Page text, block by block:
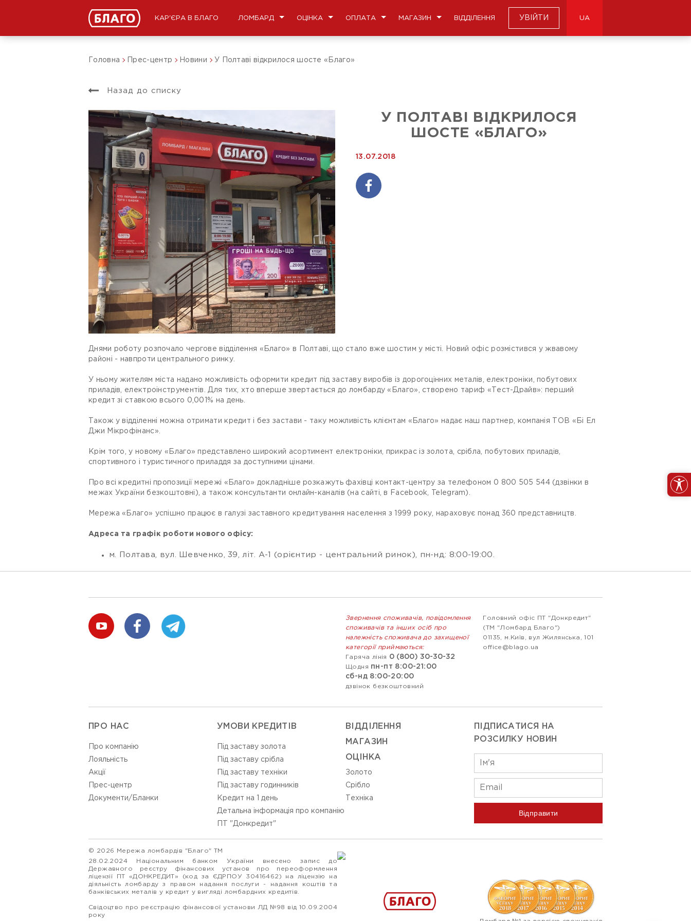
КАР'ЄРА В БЛАГО ЛОМБАРД ОЦІНКА ОПЛАТА МАГАЗИН ВІДДІЛЕННЯ УВІЙТИ UA
Головна Прес-центр Новини У Полтаві відкрилося шосте «Благо»
Назад до списку
У ПОЛТАВІ ВІДКРИЛОСЯ
ШОСТЕ «БЛАГО»
13.07.2018
Днями роботу розпочало чергове відділення «Благо» в Полтаві, що стало вже шостим у місті. Новий офіс розмістився у жвавому
районі - навпроти центрального ринку.
У ньому жителям міста надано можливість оформити кредит під заставу виробів із дорогоцінних металів, електроніки, побутових
приладів, електроінструментів. Для тих, хто вперше звертається до ломбарду «Благо», створено тариф «Тест-Драйв»: перший
кредит зі ставкою всього 0,001% на день.
Також у відділенні можна отримати кредит і без застави - таку можливість клієнтам «Благо» надає наш партнер, компанія ТОВ «Бі Ел
Джи Мікрофінанс».
Крім того, у новому «Благо» представлено широкий асортимент електроніки, прикрас із золота, срібла, побутових приладів,
спортивного і туристичного приладдя за доступними цінами.
Про всі кредитні пропозиції мережі «Благо» докладніше розкажуть фахівці контакт-центру за телефоном 0 800 505 544 (дзвінки в
межах України безкоштовні), а також консультанти онлайн-каналів (на сайті, в Facebook, Telegram).
Мережа «Благо» успішно працює в галузі заставного кредитування населення з 1999 року, нараховує понад 360 представництв.
Адреса та графік роботи нового офісу:
м. Полтава, вул. Шевченко, 39, літ. А-1 (орієнтир - центральний ринок), пн-нд: 8:00-19:00.
Звернення споживачів, повідомлення
споживачів та інших осіб про
належність споживача до захищеної
категорії приймаються:
Гаряча лінія
0 (800) 30-30-32
Щодня
пн-пт 8:00-21:00
сб-нд 8:00-20:00
дзвінок безкоштовний
Головний офіс ПТ "Донкредит"
(ТМ "Ломбард Благо")
01135, м.Київ, вул Жилянська, 101
office@blago.ua
ПРО НАС
Про компанію
Лояльність
Акції
Прес-центр
Документи/Бланки
УМОВИ КРЕДИТІВ
Під заставу золота
Під заставу срібла
Під заставу техніки
Під заставу годинників
Кредит на 1 день
Детальна інформація про компанію
ПТ "Донкредит"
ВIДДIЛЕННЯ
МАГАЗИН
ОЦIНКА
Золото
Срiбло
Технiка
ПІДПИСАТИСЯ НА
РОЗСИЛКУ НОВИН
Відправити
© 2026 Мережа ломбардів "Благо" ТМ
28.02.2024 Національним банком України внесено запис до
Державного реєстру фінансових установ про переоформлення
ліцензії ПТ «ДОНКРЕДИТ» (код за ЄДРПОУ 30416462) на ліцензію на
діяльність ломбарду з правом надання послуги - надання коштів та
банківських металів у кредит у вигляді ломбардних кредитів.
Свідоцтво про реєстрацію фінансової установи ЛД №98 від 10.09.2004
року